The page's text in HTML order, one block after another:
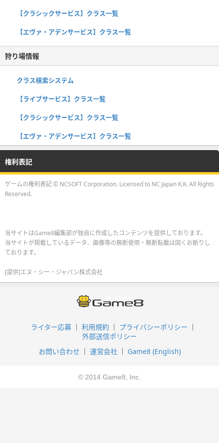
【クラシックサービス】クラス一覧
【エヴァ・アデンサービス】クラス一覧
狩り場情報
クラス検索システム
【ライブサービス】クラス一覧
【クラシックサービス】クラス一覧
【エヴァ・アデンサービス】クラス一覧
権利表記
ゲームの権利表記 © NCSOFT Corporation. Licensed to NC Japan K.K. All Rights
Reserved.
当サイトはGame8編集部が独自に作成したコンテンツを提供しております。
当サイトが掲載しているデータ、画像等の無断使用・無断転載は固くお断りし
ております。
[提供]エヌ・シー・ジャパン株式会社
ライター応募 利用規約
プライバシーポリシー
外部送信ポリシー
お問い合わせ
運営会社 Game8 (English)
© 2014 Game8, Inc.